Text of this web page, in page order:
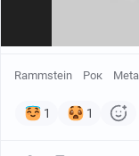
Rammstein Рок Metal
1 1